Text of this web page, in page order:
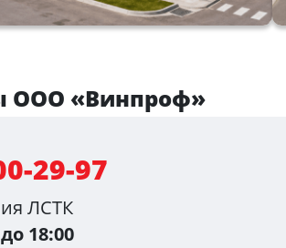
ООО «Винпроф»
29-97
ЛСТК
18:00